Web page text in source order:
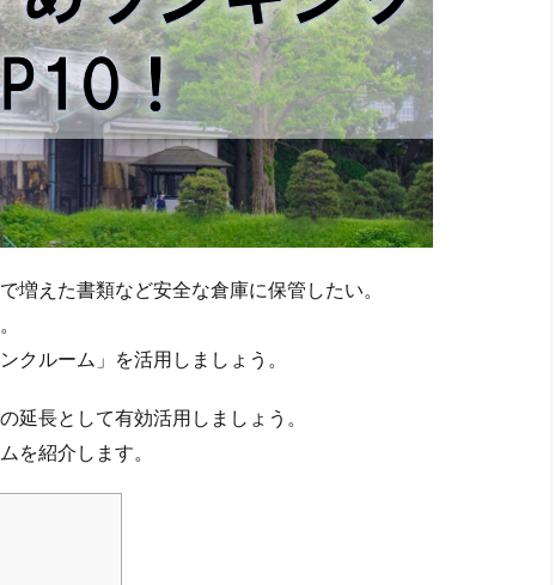
増えた書類など安全な倉庫に保管したい。
クルーム」を活用しましょう。
延長として有効活用しましょう。
を紹介します。